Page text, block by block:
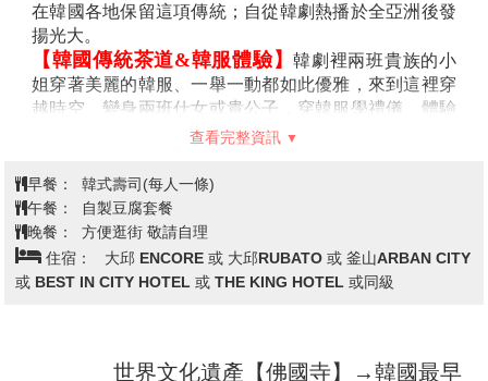
在韓國各地保留這項傳統；自從韓劇熱播於全亞洲後發
揚光大。
【韓國傳統茶道&韓服體驗】韓劇裡兩班貴族的小
姐穿著美麗的韓服、一舉一動都如此優雅，來到這裡穿
越時空、變身兩班仕女或貴公子，穿韓服學禮儀、體驗
中心，再融合了高靈地區當地從舊石器時代到近代的歷
史文化。
【西門傳統市場】四周聚集了許多酒吧和咖啡館。燈
光絢爛的酒吧、美食街，總是充滿快樂、熱鬧的氛圍。
氣氛佳的咖啡館和酒吧、便宜美味的餐廳都聚集在這條
查看完整資訊
早餐：
韓式壽司(每人一條)
午餐：
自製豆腐套餐
晚餐：
方便逛街 敬請自理
住宿：
大邱 ENCORE 或 大邱RUBATO 或 釜山ARBAN CITY
或 BEST IN CITY HOTEL 或 THE KING HOTEL 或同級
世界文化遺產【佛國寺】→韓國最早